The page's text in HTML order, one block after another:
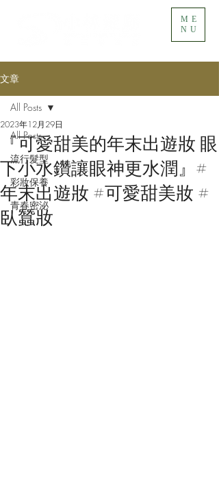
ME
NU
文章
All Posts
流行髮型
彩妝保養
青春密泌
All Posts
『可愛甜美的年末出遊妝 眼
下小水鑽讓眼神更水潤』#
年末出遊妝 #可愛甜美妝 #
臥蠶妝
2023年12月29日